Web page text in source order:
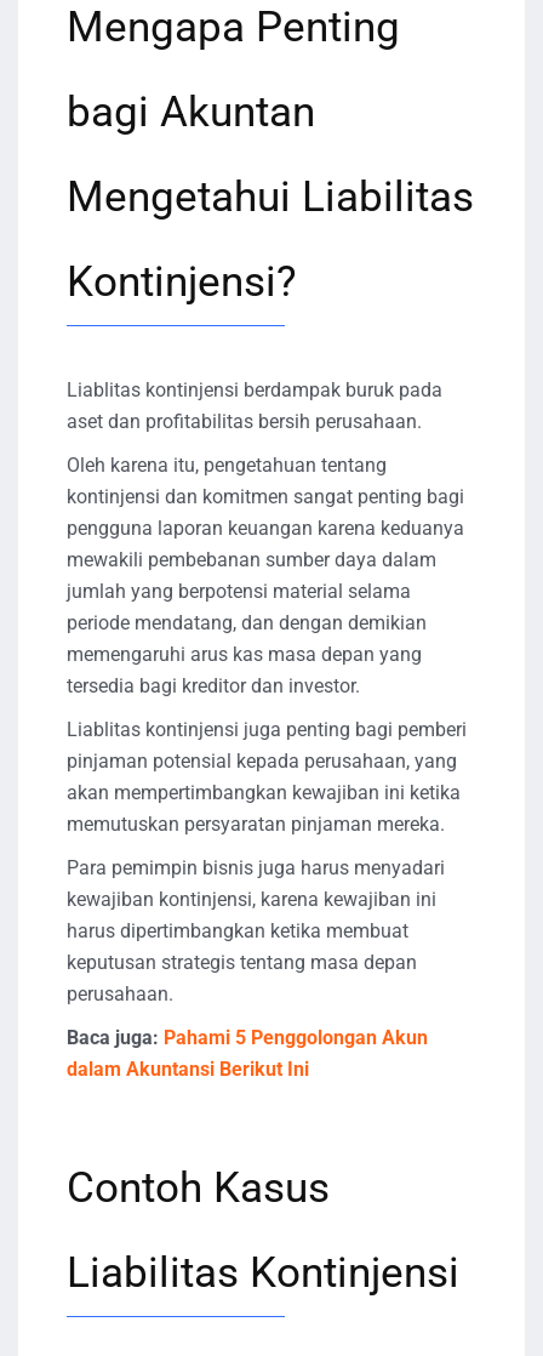
Mengapa Penting
bagi Akuntan
Mengetahui Liabilitas
Kontinjensi?
Liablitas kontinjensi berdampak buruk pada
aset dan profitabilitas bersih perusahaan.
Oleh karena itu, pengetahuan tentang
kontinjensi dan komitmen sangat penting bagi
pengguna laporan keuangan karena keduanya
mewakili pembebanan sumber daya dalam
jumlah yang berpotensi material selama
periode mendatang, dan dengan demikian
memengaruhi arus kas masa depan yang
tersedia bagi kreditor dan investor.
Liablitas kontinjensi juga penting bagi pemberi
pinjaman potensial kepada perusahaan, yang
akan mempertimbangkan kewajiban ini ketika
memutuskan persyaratan pinjaman mereka.
Para pemimpin bisnis juga harus menyadari
kewajiban kontinjensi, karena kewajiban ini
harus dipertimbangkan ketika membuat
keputusan strategis tentang masa depan
perusahaan.
Baca juga: Pahami 5 Penggolongan Akun
dalam Akuntansi Berikut Ini
Contoh Kasus
Liabilitas Kontinjensi